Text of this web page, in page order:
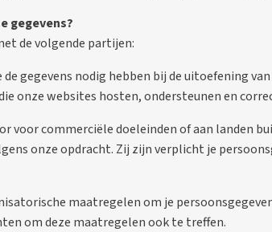
gegevens?
de volgende partijen:
gegevens nodig hebben bij de uitoefening
onze websites hosten, ondersteunen en
voor commerciële doeleinden of aan landen
onze opdracht. Zij zijn verplicht je
maatregelen om je
om deze maatregelen ook te treffen.